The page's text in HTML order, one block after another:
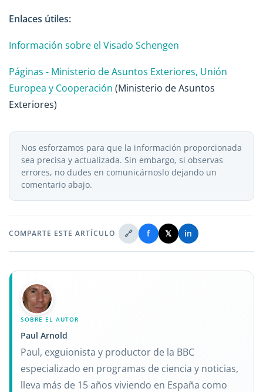
Enlaces útiles:
Información sobre el Visado Schengen
Páginas - Ministerio de Asuntos Exteriores, Unión
Europea y Cooperación (Ministerio de Asuntos
Exteriores)
Nos esforzamos para que la información proporcionada
sea precisa y actualizada. Sin embargo, si observas
errores, no dudes en comunicárnoslo dejando un
comentario abajo.
COMPARTE ESTE ARTÍCULO 🔗 f 𝕏 in
SOBRE EL AUTOR
Paul Arnold
Paul, exguionista y productor de la BBC
especializado en programas de ciencia y noticias,
lleva más de 15 años viviendo en España como